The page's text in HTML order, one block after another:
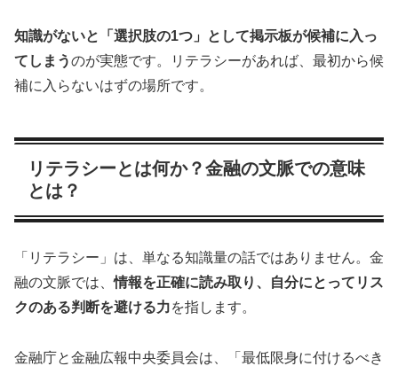
知識がないと「選択肢の1つ」として掲示板が候補に入っ
てしまうのが実態です。リテラシーがあれば、最初から候
補に入らないはずの場所です。
リテラシーとは何か？金融の文脈での意味
とは？
「リテラシー」は、単なる知識量の話ではありません。金
融の文脈では、情報を正確に読み取り、自分にとってリス
クのある判断を避ける力を指します。
金融庁と金融広報中央委員会は、「最低限身に付けるべき